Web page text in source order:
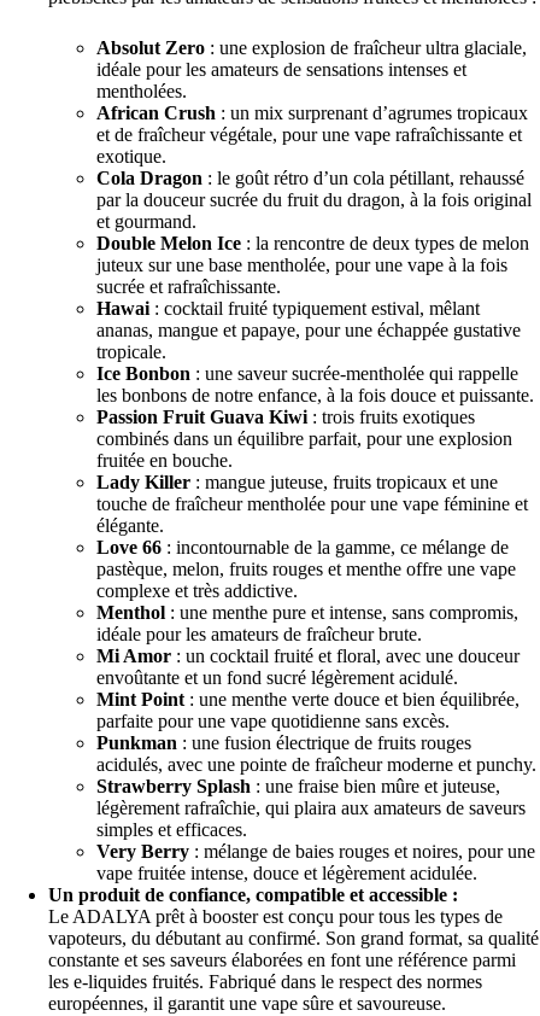
Absolut Zero : une explosion de fraîcheur ultra glaciale,
idéale pour les amateurs de sensations intenses et
mentholées.
African Crush : un mix surprenant d’agrumes tropicaux
et de fraîcheur végétale, pour une vape rafraîchissante et
exotique.
Cola Dragon : le goût rétro d’un cola pétillant, rehaussé
par la douceur sucrée du fruit du dragon, à la fois original
et gourmand.
Double Melon Ice : la rencontre de deux types de melon
juteux sur une base mentholée, pour une vape à la fois
sucrée et rafraîchissante.
Hawai: cocktail fruité typiquement estival, mêlant
ananas, mangue et papaye, pour une échappée gustative
tropicale.
Ice Bonbon : une saveur sucrée-mentholée qui rappelle
les bonbons de notre enfance, à la fois douce et puissante.
Passion Fruit Guava Kiwi: trois fruits exotiques
combinés dans un équilibre parfait, pour une explosion
fruitée en bouche.
Lady Killer : mangue juteuse, fruits tropicaux et une
touche de fraîcheur mentholée pour une vape féminine et
élégante.
Love 66 : incontournable de la gamme, ce mélange de
pastèque, melon, fruits rouges et menthe offre une vape
complexe et très addictive.
Menthol : une menthe pure et intense, sans compromis,
idéale pour les amateurs de fraîcheur brute.
Mi Amor : un cocktail fruité et floral, avec une douceur
envoûtante et un fond sucré légèrement acidulé.
Mint Point: une menthe verte douce et bien équilibrée,
parfaite pour une vape quotidienne sans excès.
Punkman : une fusion électrique de fruits rouges
acidulés, avec une pointe de fraîcheur moderne et punchy.
Strawberry Splash : une fraise bien mûre et juteuse,
légèrement rafraîchie, qui plaira aux amateurs de saveurs
simples et efficaces.
Very Berry : mélange de baies rouges et noires, pour une
vape fruitée intense, douce et légèrement acidulée.
Un produit de confiance, compatible et accessible :
Le ADALYA prêt à booster est conçu pour tous les types de
vapoteurs, du débutant au confirmé. Son grand format, sa qualité
constante et ses saveurs élaborées en font une référence parmi
les e-liquides fruités. Fabriqué dans le respect des normes
européennes, il garantit une vape sûre et savoureuse.